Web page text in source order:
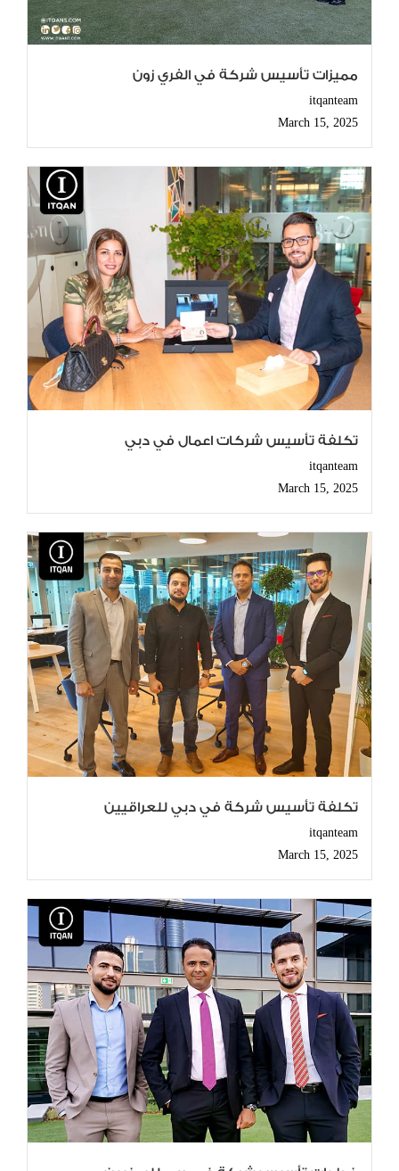
مميزات تأسيس شركة في الفري زون
itqanteam
March 15, 2025
تكلفة تأسيس شركات اعمال في دبي
itqanteam
March 15, 2025
تكلفة تأسيس شركة في دبي للعراقيين
itqanteam
March 15, 2025